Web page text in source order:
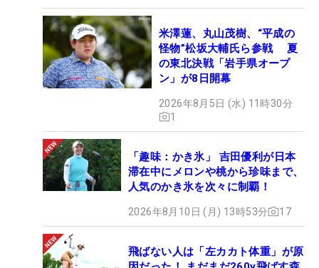
米澤蓮、丸山茂樹、“平成の
怪物”松坂大輔氏ら参戦 夏
の東北決戦「岩手県オープ
ン」が8日開幕
2026年8月5日 (水) 11時30分
1
「趣味：かき氷」 吉田優利が日本
滞在中にメロンや桃から珍味まで、
人気のかき氷を次々に制覇！
2026年8月10日 (月) 13時53分 17
飛ばない人は「左カカト体重」が原